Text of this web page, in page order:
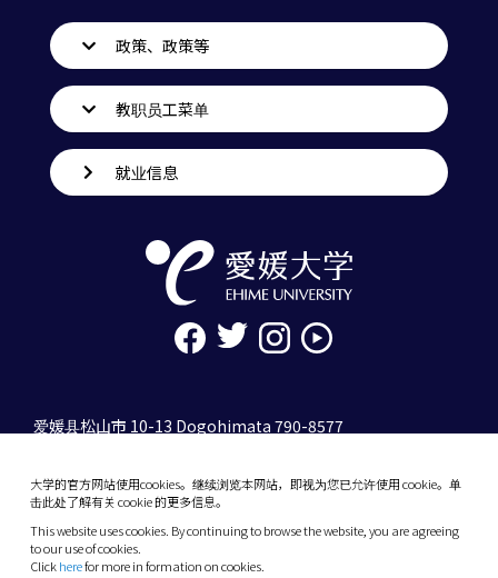
大学的官方网站使用cookies。继续浏览本网站，即视为您已允许使用 cookie。单
击此处了解有关 cookie 的更多信息。
This website uses cookies. By continuing to browse the website, you are agreeing
to our use of cookies.
Clickherefor more in formation on cookies.
政策、政策等
教职员工菜单
就业信息
爱媛县松山市 10-13 Dogohimata 790-8577
10-13 Dogo-Himata, Matsuyama, Ehime 790-
Phone: +81 89-927-9000